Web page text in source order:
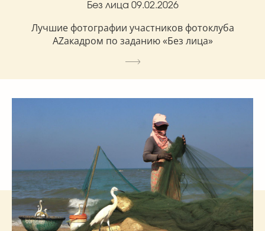
Без лица 09.02.2026
Лучшие фотографии участников фотоклуба
AZакадром по заданию «Без лица»